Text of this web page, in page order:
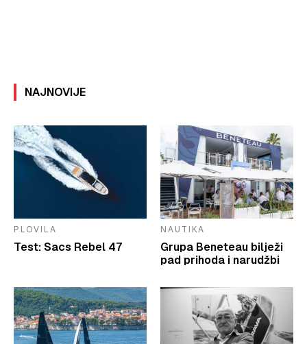
NAJNOVIJE
PLOVILA
Test: Sacs Rebel 47
NAUTIKA
Grupa Beneteau bilježi
pad prihoda i narudžbi